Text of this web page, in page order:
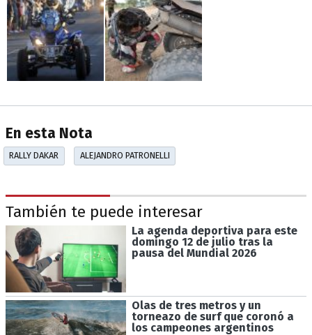
En esta Nota
RALLY DAKAR ALEJANDRO PATRONELLI
También te puede interesar
La agenda deportiva para este
domingo 12 de julio tras la
pausa del Mundial 2026
Olas de tres metros y un
torneazo de surf que coronó a
los campeones argentinos